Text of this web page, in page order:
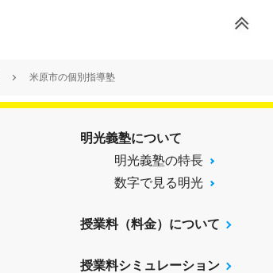
米原市の個別指導塾
明光義塾について
明光義塾の特長
数字で見る明光
授業料（料金）について
授業料シミュレーション